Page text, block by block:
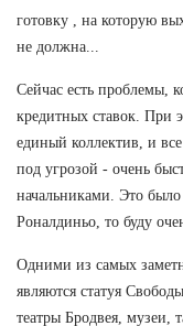
готовку , на которую
не должна...
Сейчас есть проблемы,
кредитных ставок. При
единый коллектив, и
под угрозой - очень
начальниками. Это
Роналдиньо, то буду
Одними из самых
являются статуя
театры Бродвея, музеи,